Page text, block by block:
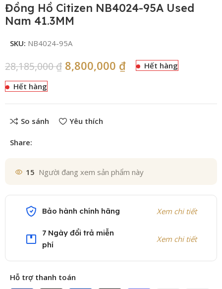
Đồng Hồ Citizen NB4024-95A Used
Nam 41.3MM
SKU: NB4024-95A
28,185,000₫ 8,800,000 ₫ Hết hàng
Hết hàng
So sánh Yêu thích
Share:
15 Người đang xem sản phẩm này
Bảo hành chính hãng Xem chi tiết
7 Ngày đổi trả miễn
phí
Xem chi tiết
Hỗ trợ thanh toán